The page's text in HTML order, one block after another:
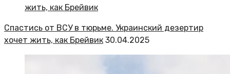
Спастись от ВСУ в тюрьме. Украинский дезертир
хочет жить, как Брейвик 30.04.2025